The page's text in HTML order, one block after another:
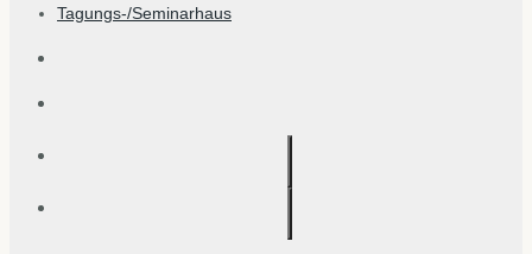
Tagungs-/Seminarhaus